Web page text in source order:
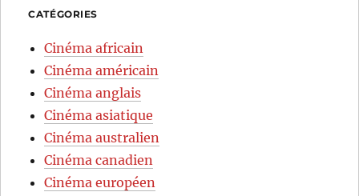
CATÉGORIES
Cinéma africain
Cinéma américain
Cinéma anglais
Cinéma asiatique
Cinéma australien
Cinéma canadien
Cinéma européen